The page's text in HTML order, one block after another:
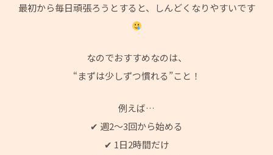
最初から毎日頑張ろうとすると、しんどくなりやすいです
なのでおすすめなのは、
“まずは少しずつ慣れる”こと！
例えば…
✔ 週2〜3回から始める
✔ 1日2時間だけ